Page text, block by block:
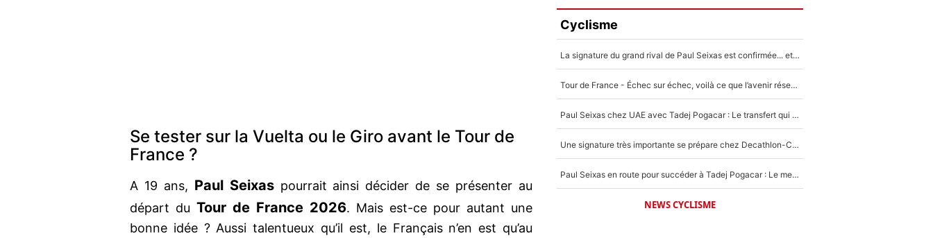
Se tester sur la Vuelta ou le Giro avant le Tour de
France ?
A 19 ans, Paul Seixaspourrait ainsi décider de se présenter au
départ du Tour de France 2026. Mais est-ce pour autant une
bonne idée ? Aussi talentueux qu’il est, le Français n’en est qu’au
Cyclisme
La signature du grand rival de Paul Seixas est confirmée... et c'est une excellente nouvelle pour l'équipe Decathlon-CMA CGM !
Tour de France - Échec sur échec, voilà ce que l’avenir réserve à Paul Seixas : «Tant qu’il y aura un Pogacar comme celui-là...»
Paul Seixas chez UAE avec Tadej Pogacar : Le transfert qui effraie le peloton, «c’est la pire des choses qui puisse arriver»
Une signature très importante se prépare chez Decathlon-CMA CGM pour aider Paul Seixas à gagner le Tour de France 2027
Paul Seixas en route pour succéder à Tadej Pogacar : Le meilleur est annoncé pour l’avenir de la pépite française
NEWS CYCLISME